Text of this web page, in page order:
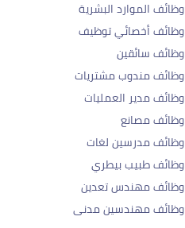
وظائف الموارد البشرية
وظائف أخصائي توظيف
وظائف سائقين
وظائف مندوب مشتريات
وظائف مدير العمليات
وظائف مصانع
وظائف مدرسين لغات
وظائف طبيب بيطري
وظائف مهندس تعدين
وظائف مهندسين مدنى